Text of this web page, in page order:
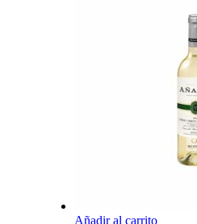
Añadir al carrito